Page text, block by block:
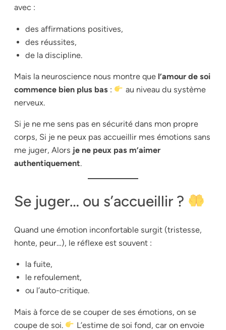
avec :
des affirmations positives,
des réussites,
de la discipline.
Mais la neuroscience nous montre que l’amour de soi
commence bien plus bas :
au niveau du système
nerveux.
Si je ne me sens pas en sécurité dans mon propre
corps, Si je ne peux pas accueillir mes émotions sans
me juger, Alors je ne peux pas m’aimer
authentiquement.
Se juger… ou s’accueillir ?
Quand une émotion inconfortable surgit (tristesse,
honte, peur…), le réflexe est souvent :
la fuite,
le refoulement,
ou l’auto-critique.
Mais à force de se couper de ses émotions, on se
coupe de soi.
L’estime de soi fond, car on envoie